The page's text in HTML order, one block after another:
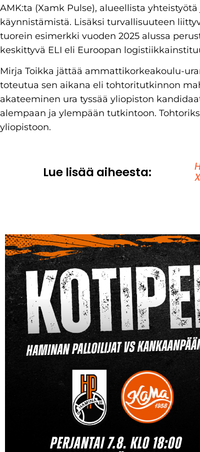
AMK:ta (Xamk Pulse), alueellista
käynnistämistä. Lisäksi turvallisuuteen
tuorein esimerkki vuoden 2025 alussa
keskittyvä ELI eli Euroopan
Mirja Toikka jättää ammattikorkeakoulu-
toteutua sen aikana eli tohtoritutkinnon
akateeminen ura tyssää yliopiston
alempaan ja ylempään tutkintoon.
yliopistoon.
Lue lisää aiheesta: